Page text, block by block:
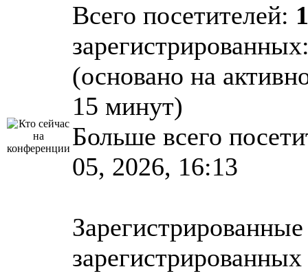
Всего посетителей:
(основано на
15 минут)
Больше всего
05, 2026, 16:13
зарегистрированных